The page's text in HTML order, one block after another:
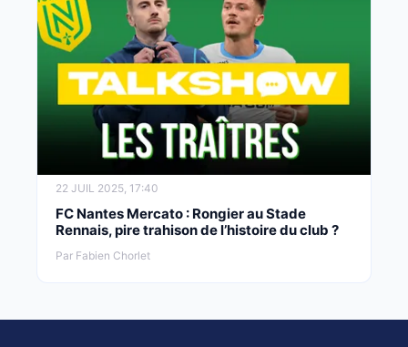
22 JUIL 2025, 17:40
FC Nantes Mercato : Rongier au Stade
Rennais, pire trahison de l’histoire du club ?
Par Fabien Chorlet